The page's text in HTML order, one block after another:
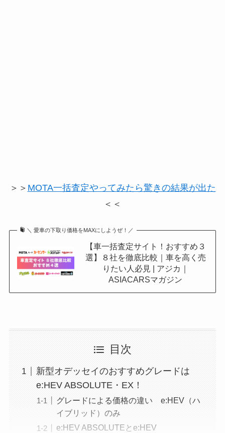
＞＞ MOTA一括査定やってみたら驚きの結果が出た
＜＜
＼ 愛車の下取り価格をMAXにしようぜ！／
【車一括査定サイト！おすすめ３
選】８社を徹底比較｜車を高く売
りたい人必見 | アジカ｜
ASIACARSマガジン
目次
新型オデッセイのおすすめグレードは
e:HEV ABSOLUTE・EX！
グレードによる価格の違い e:HEV（ハ
イブリッド）のみ
e:HEV ABSOLUTEとe:HEV